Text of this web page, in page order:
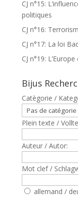
CJ n°15:
politiques
CJ n°16:
CJ n°17: La loi
CJ n°19:
Bijus
Catègorie /
Plein texte /
Auteur / Autor:
Mot clef /
allemand /